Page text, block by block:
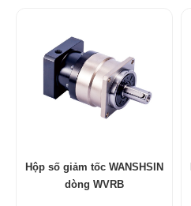
Hộp số giảm tốc WANSHSIN
dòng WVRB